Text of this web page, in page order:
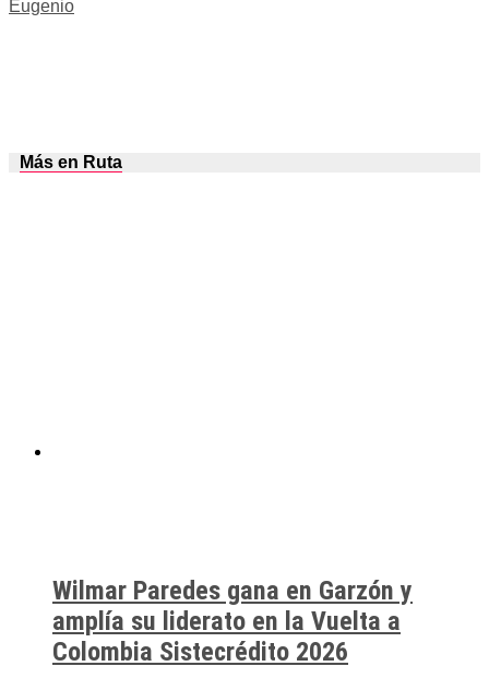
Eugenio
Más en Ruta
Wilmar Paredes gana en Garzón y
amplía su liderato en la Vuelta a
Colombia Sistecrédito 2026